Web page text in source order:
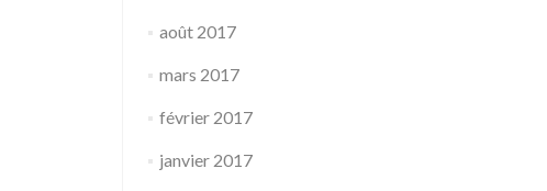
août 2017
mars 2017
février 2017
janvier 2017